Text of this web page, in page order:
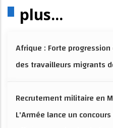
plus...
Afrique : Forte
des travailleurs migrants
Recrutement militaire en
L'Armée lance un